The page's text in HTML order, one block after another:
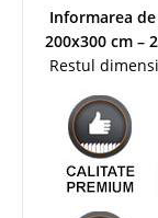
Informarea
200x300 cm –
Restul